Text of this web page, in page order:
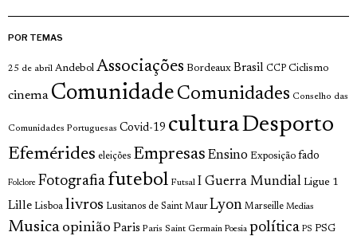
POR TEMAS
25 de abril Andebol Associações Bordeaux Brasil CCP Ciclismo
cinema Comunidade Comunidades Conselho das
Comunidades Portuguesas Covid-19 culturaDesporto
Efemérides eleições Empresas Ensino Exposição fado
Folclore Fotografia futebol Futsal I Guerra Mundial Ligue 1
Lille Lisboa livros Lusitanos de Saint Maur Lyon Marseille Medias
Musica opinião Paris Paris Saint Germain Poesia política PS PSG